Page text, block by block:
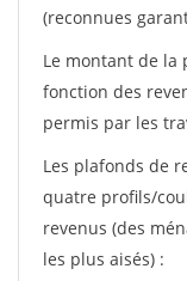
(reconnues
Le montant de la
fonction des
permis par les
Les plafonds de
quatre profils/
revenus (des
les plus aisés) :